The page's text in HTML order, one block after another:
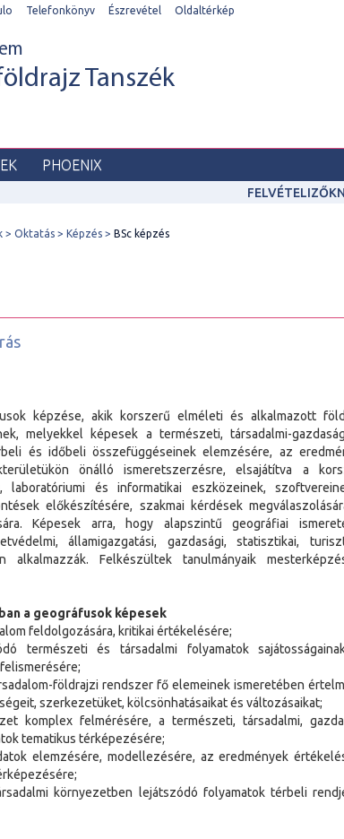
Telefonkönyv Észrevétel Oldaltérkép
Tanszék
PHOENIX
Oktatás Képzés BSc képzés
képzése, akik korszerű elméleti és alkalmazott
melyekkel képesek a természeti, társadalmi-
és időbeli összefüggéseinek elemzésére, az
önálló ismeretszerzésre, elsajátítva a
laboratóriumi és informatikai eszközeinek,
előkészítésére, szakmai kérdések
Képesek arra, hogy alapszintű geográfiai
államigazgatási, gazdasági, statisztikai,
alkalmazzák. Felkészültek tanulmányaik
a geográfusok képesek
feldolgozására, kritikai értékelésére;
természeti és társadalmi folyamatok
földrajzi rendszer fő elemeinek ismeretében
szerkezetüket, kölcsönhatásaikat és változásaikat;
komplex felmérésére, a természeti, társadalmi,
tematikus térképezésére;
elemzésére, modellezésére, az eredmények
környezetben lejátszódó folyamatok térbeli